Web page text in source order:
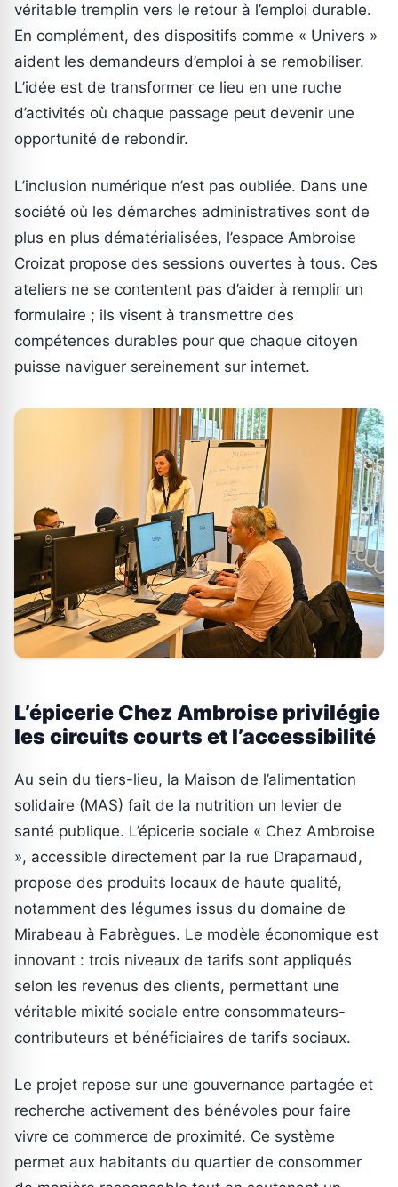
véritable tremplin vers le retour à l’emploi durable.
En complément, des dispositifs comme « Univers »
aident les demandeurs d’emploi à se remobiliser.
L’idée est de transformer ce lieu en une ruche
d’activités où chaque passage peut devenir une
opportunité de rebondir.
L’inclusion numérique n’est pas oubliée. Dans une
société où les démarches administratives sont de
plus en plus dématérialisées, l’espace Ambroise
Croizat propose des sessions ouvertes à tous. Ces
ateliers ne se contentent pas d’aider à remplir un
formulaire ; ils visent à transmettre des
compétences durables pour que chaque citoyen
puisse naviguer sereinement sur internet.
L’épicerie Chez Ambroise privilégie
les circuits courts et l’accessibilité
Au sein du tiers-lieu, la Maison de l’alimentation
solidaire (MAS) fait de la nutrition un levier de
santé publique. L’épicerie sociale « Chez Ambroise
», accessible directement par la rue Draparnaud,
propose des produits locaux de haute qualité,
notamment des légumes issus du domaine de
Mirabeau à Fabrègues. Le modèle économique est
innovant : trois niveaux de tarifs sont appliqués
selon les revenus des clients, permettant une
véritable mixité sociale entre consommateurs-
contributeurs et bénéficiaires de tarifs sociaux.
Le projet repose sur une gouvernance partagée et
recherche activement des bénévoles pour faire
vivre ce commerce de proximité. Ce système
permet aux habitants du quartier de consommer